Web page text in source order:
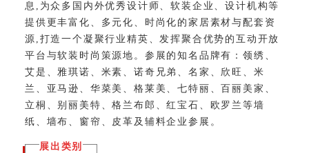
息,为众多国内外优秀设计师、软装企业、设计机构等
提供更丰富化、多元化、时尚化的家居素材与配套资
源,打造一个凝聚行业精英、发挥聚合优势的互动开放
平台与软装时尚策源地。参展的知名品牌有：领绣、
艾是、雅琪诺、米素、诺奇兄弟、名家、欣旺、米
兰、亚马逊、华菜美、格莱美、七特丽、百丽美家、
立桐、别丽美特、格兰布郎、红宝石、欧罗兰等墙
纸、墙布、窗帘、皮革及辅料企业参展。
展出类别